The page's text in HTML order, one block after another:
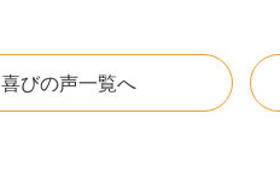
a
e
n
喜びの声一覧へ